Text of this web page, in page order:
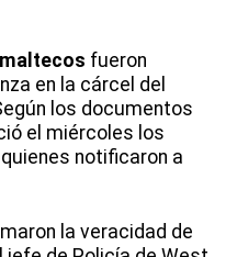
fueron
en la cárcel del
los documentos
el miércoles los
notificaron a
la veracidad de